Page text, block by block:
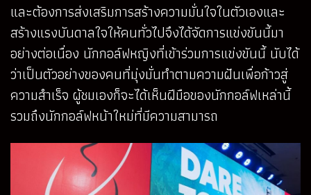
และต้องการส่งเสริมการสร้างความมั่นใจในตัวเองและ
สร้างแรงบันดาลใจให้คนทั่วไปจึงได้จัดการแข่งขันนี้มา
อย่างต่อเนื่อง นักกอล์ฟหญิงที่เข้าร่วมการแข่งขันนี้ นับได้
ว่าเป็นตัวอย่างของคนที่มุ่งมั่นทำตามความฝันเพื่อก้าวสู่
ความสำเร็จ ผู้ชมเองก็จะได้เห็นฝีมือของนักกอล์ฟเหล่านี้
รวมถึงนักกอล์ฟหน้าใหม่ที่มีความสามารถ